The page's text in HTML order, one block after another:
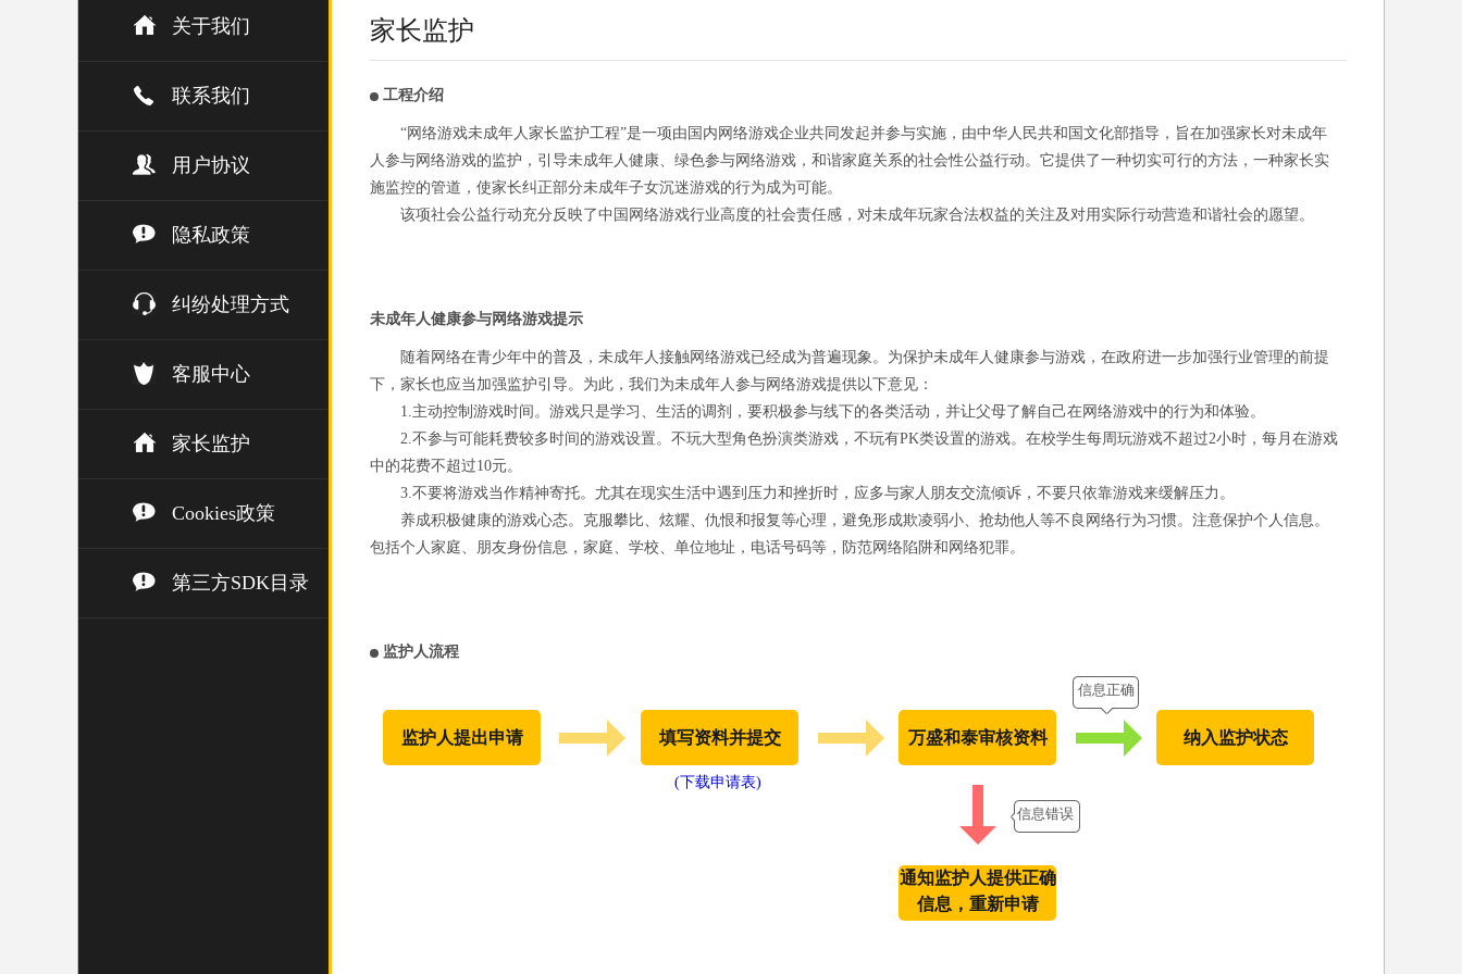
关于我们
联系我们
用户协议
隐私政策
纠纷处理方式
客服中心
家长监护
Cookies政策
第三方SDK目录
家长监护
工程介绍
“网络游戏未成年人家长监护工程”是一项由国内网络游戏企业共同发起并参与实施，由中华人民共和国文化部指导，旨在加强家长对未成年
人参与网络游戏的监护，引导未成年人健康、绿色参与网络游戏，和谐家庭关系的社会性公益行动。它提供了一种切实可行的方法，一种家长实
施监控的管道，使家长纠正部分未成年子女沉迷游戏的行为成为可能。
该项社会公益行动充分反映了中国网络游戏行业高度的社会责任感，对未成年玩家合法权益的关注及对用实际行动营造和谐社会的愿望。
未成年人健康参与网络游戏提示
随着网络在青少年中的普及，未成年人接触网络游戏已经成为普遍现象。为保护未成年人健康参与游戏，在政府进一步加强行业管理的前提
下，家长也应当加强监护引导。为此，我们为未成年人参与网络游戏提供以下意见：
1.主动控制游戏时间。游戏只是学习、生活的调剂，要积极参与线下的各类活动，并让父母了解自己在网络游戏中的行为和体验。
2.不参与可能耗费较多时间的游戏设置。不玩大型角色扮演类游戏，不玩有PK类设置的游戏。在校学生每周玩游戏不超过2小时，每月在游戏
中的花费不超过10元。
3.不要将游戏当作精神寄托。尤其在现实生活中遇到压力和挫折时，应多与家人朋友交流倾诉，不要只依靠游戏来缓解压力。
养成积极健康的游戏心态。克服攀比、炫耀、仇恨和报复等心理，避免形成欺凌弱小、抢劫他人等不良网络行为习惯。注意保护个人信息。
包括个人家庭、朋友身份信息，家庭、学校、单位地址，电话号码等，防范网络陷阱和网络犯罪。
监护人流程
监护人提出申请 填写资料并提交 万盛和泰审核资料 纳入监护状态
通知监护人提供正确
信息，重新申请
信息正确
信息错误
(下载申请表)